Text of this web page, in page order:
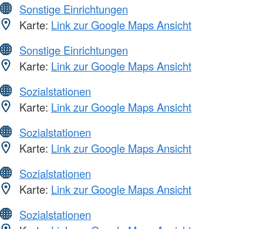
Sonstige Einrichtungen
Karte: Link zur Google Maps Ansicht
Sonstige Einrichtungen
Karte: Link zur Google Maps Ansicht
Sozialstationen
Karte: Link zur Google Maps Ansicht
Sozialstationen
Karte: Link zur Google Maps Ansicht
Sozialstationen
Karte: Link zur Google Maps Ansicht
Sozialstationen